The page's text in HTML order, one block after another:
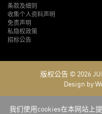
条款及细则
收集个人资料声明
免责声明
私隐权政策
招标公告
版权公告 © 2026
Design by
我们使用cookies在本网站上